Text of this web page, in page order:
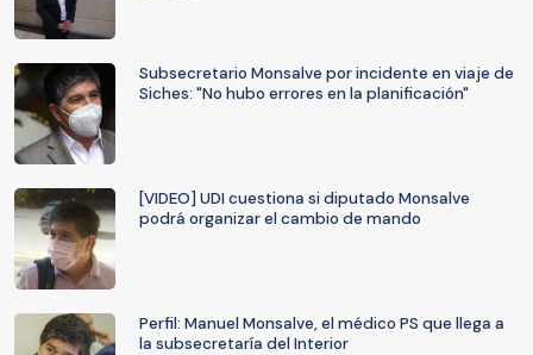
Subsecretario Monsalve por incidente en viaje de
Siches: "No hubo errores en la planificación"
[VIDEO] UDI cuestiona si diputado Monsalve
podrá organizar el cambio de mando
Perfil: Manuel Monsalve, el médico PS que llega a
la subsecretaría del Interior